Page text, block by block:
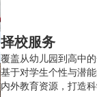
择校服务
覆盖从幼儿园到高中
基于对学生个性与潜
内外教育资源，打造